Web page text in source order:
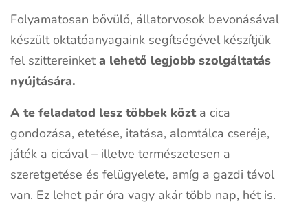
Folyamatosan bővülő, állatorvosok bevonásával
készült oktatóanyagaink segítségével készítjük
fel szittereinketa lehető legjobb szolgáltatás
nyújtására.
A te feladatod lesz többek közta cica
gondozása, etetése, itatása, alomtálca cseréje,
játék a cicával – illetve természetesen a
szeretgetése és felügyelete, amíg a gazdi távol
van. Ez lehet pár óra vagy akár több nap, hét is.